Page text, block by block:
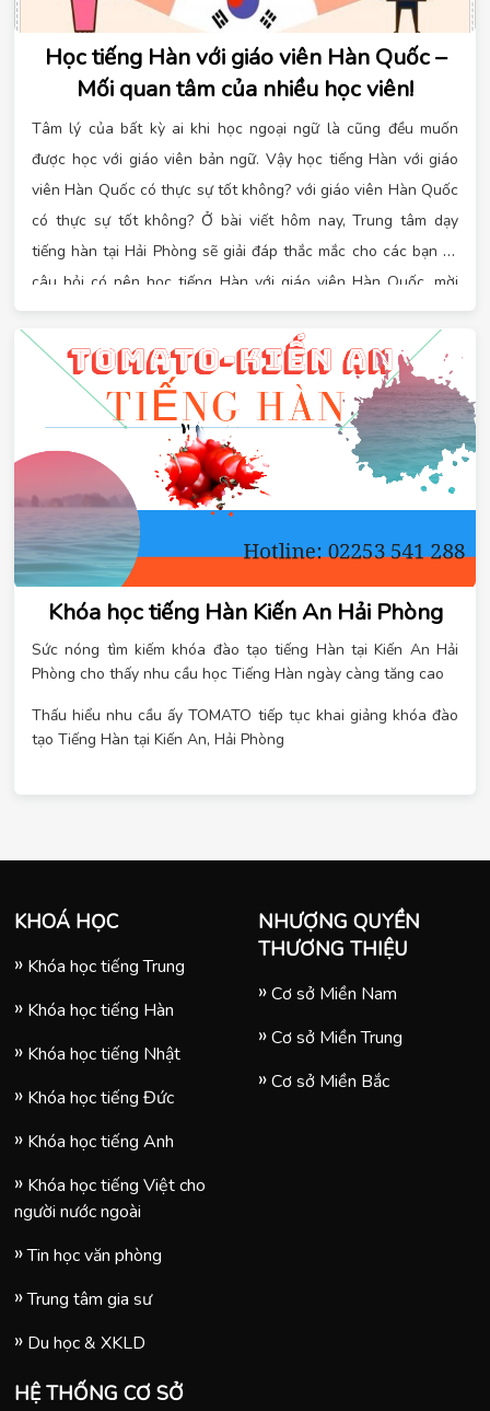
Học tiếng Hàn với giáo viên Hàn Quốc –
Mối quan tâm của nhiều học viên!
Tâm lý của bất kỳ ai khi học ngoại ngữ là cũng đều muốn
được học với giáo viên bản ngữ. Vậy học tiếng Hàn với giáo
viên Hàn Quốc có thực sự tốt không? với giáo viên Hàn Quốc
có thực sự tốt không? Ở bài viết hôm nay, Trung tâm dạy
tiếng hàn tại Hải Phòng sẽ giải đáp thắc mắc cho các bạn về
câu hỏi có nên học tiếng Hàn với giáo viên Hàn Quốc, mời
các bạn cùng theo dõi nhé!
Khóa học tiếng Hàn Kiến An Hải Phòng
Sức nóng tìm kiếm khóa đào tạo tiếng Hàn tại Kiến An Hải
Phòng cho thấy nhu cầu học Tiếng Hàn ngày càng tăng cao
Thấu hiểu nhu cầu ấy TOMATO tiếp tục khai giảng khóa đào
tạo Tiếng Hàn tại Kiến An, Hải Phòng
KHOÁ HỌC
Khóa học tiếng Trung
Khóa học tiếng Hàn
Khóa học tiếng Nhật
Khóa học tiếng Đức
Khóa học tiếng Anh
Khóa học tiếng Việt cho
người nước ngoài
Tin học văn phòng
Trung tâm gia sư
Du học & XKLD
NHƯỢNG QUYỀN
THƯƠNG THIỆU
Cơ sở Miền Nam
Cơ sở Miền Trung
Cơ sở Miền Bắc
HỆ THỐNG CƠ SỞ